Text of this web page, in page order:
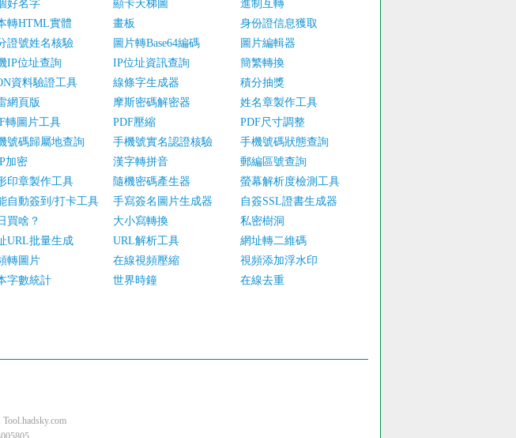
好名字 顯卡天梯圖
進制互轉
轉HTML實體 畫板
身份證信息獲取
證號姓名核驗 圖片轉Base64編碼
圖片編輯器
IP位址查詢 IP位址資訊查詢
簡繁轉換
資料驗證工具 線條字生成器
積分抽獎
網頁版 摩斯密碼解密器
姓名章製作工具
轉圖片工具 PDF壓縮
PDF尺寸調整
號碼歸屬地查詢 手機號實名認證核驗
手機號碼狀態查詢
加密 漢字轉拼音
郵編區號查詢
印章製作工具 隨機密碼產生器
螢幕解析度檢測工具
自動簽到/打卡工具 手寫簽名圖片生成器
自簽SSL證書生成器
買啥？ 大小寫轉換
私密樹洞
URL批量生成 URL解析工具
網址轉二維碼
轉圖片 在線視頻壓縮
視頻添加浮水印
字數統計 世界時鐘 在線去重